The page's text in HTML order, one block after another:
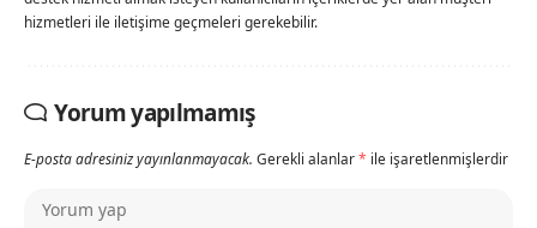
hizmetleri ile iletişime geçmeleri gerekebilir.
Yorum yapılmamış
E-posta adresiniz yayınlanmayacak. Gerekli alanlar* ile işaretlenmişlerdir